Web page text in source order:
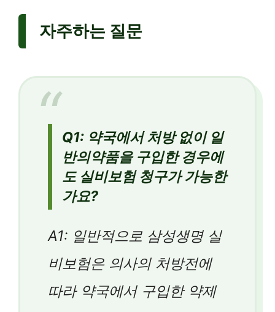
자주하는 질문
Q1: 약국에서 처방 없이 일
반의약품을 구입한 경우에
도 실비보험 청구가 가능한
가요?
A1: 일반적으로 삼성생명 실
비보험은 의사의 처방전에
따라 약국에서 구입한 약제